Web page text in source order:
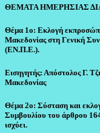
ΘΕΜΑΤΑ ΗΜΕΡΗΣΙΑΣ
Θέμα 1ο: Εκλογή
Μακεδονίας στη Γενική
(ΕΝ.Π.Ε.).
Εισηγητής: Απόστολος Γ.
Μακεδονίας
Θέμα 2ο: Σύσταση και
Συμβουλίου του άρθρου
ισχύει.